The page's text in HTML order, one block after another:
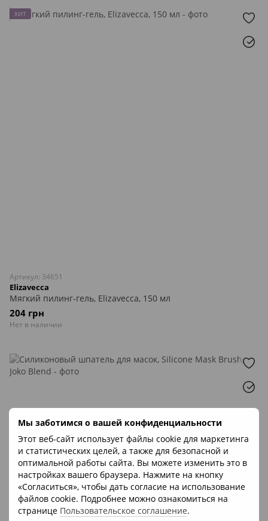
Мы заботимся о вашей конфиденциальности
Этот веб-сайт использует файлы cookie для маркетинга
и статистических целей, а также для безопасной и
оптимальной работы сайта. Вы можете изменить это в
настройках вашего браузера. Нажмите на кнопку
«Согласиться», чтобы дать согласие на использование
файлов cookie. Подробнее можно ознакомиться на
странице Пользовательское соглашение.
ХИТ
Артикул: 34651
Elizavecca
Мягкий пилинг-гель, Elizavecca, 150 мл
204 грн
Нет в наличии